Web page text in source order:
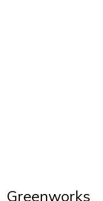
Greenworks